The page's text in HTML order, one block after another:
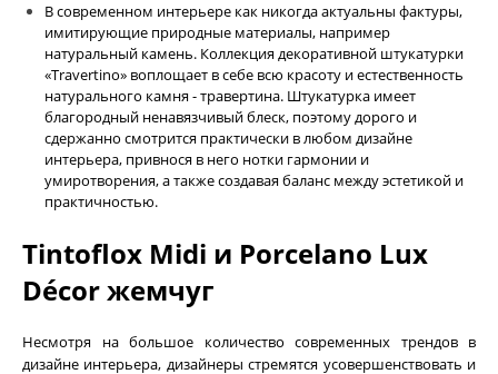
В современном интерьере как никогда актуальны фактуры,
имитирующие природные материалы, например
натуральный камень. Коллекция декоративной штукатурки
«Travertino» воплощает в себе всю красоту и естественность
натурального камня - травертина. Штукатурка имеет
благородный ненавязчивый блеск, поэтому дорого и
сдержанно смотрится практически в любом дизайне
интерьера, привнося в него нотки гармонии и
умиротворения, а также создавая баланс между эстетикой и
практичностью.
Tintoflox Midi и Porcelano Lux
Décor жемчуг
Несмотря на большое количество современных трендов в
дизайне интерьера, дизайнеры стремятся усовершенствовать и